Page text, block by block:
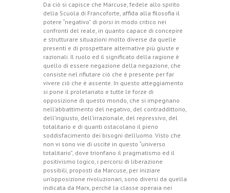
Da ciò si capisce che Marcuse, fedele allo spirito
della Scuola di Francoforte, affida alla filosofia il
potere “negativo” di porsi in modo critico nei
confronti del reale, in quanto capace di concepire
e strutturare situazioni molto diverse da quelle
presenti e di prospettare alternative più giuste e
razionali. Il ruolo ed il significato della ragione è
quello di essere negazione della negazione, che
consiste nel rifiutare ciò che è presente per far
vivere ciò che è assente. In questo atteggiamento
si pone il proletariato e tutte le forze di
opposizione di questo mondo, che si impegnano
nell’abbattimento del negativo, del contraddittorio,
dell’ingiusto, dell’irrazionale, del repressivo, del
totalitario e di quanti ostacolano il pieno
soddisfacimento dei bisogni dell’uomo. Visto che
non vi sono vie di uscite in questo “universo
totalitario”, dove trionfano il pragmatismo ed il
positivismo logico, i percorsi di liberazione
possibili, proposti da Marcuse, per iniziare
un’opposizione rivoluzionari, sono diversi da quella
indicata da Marx, perché la classe operaia nei